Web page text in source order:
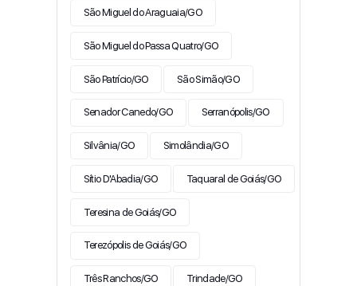
São Miguel do Araguaia/GO
São Miguel do Passa Quatro/GO
São Patrício/GO São Simão/GO
Senador Canedo/GO Serranópolis/GO
Silvânia/GO Simolândia/GO
Sítio D'Abadia/GO Taquaral de Goiás/GO
Teresina de Goiás/GO
Terezópolis de Goiás/GO
Três Ranchos/GO Trindade/GO